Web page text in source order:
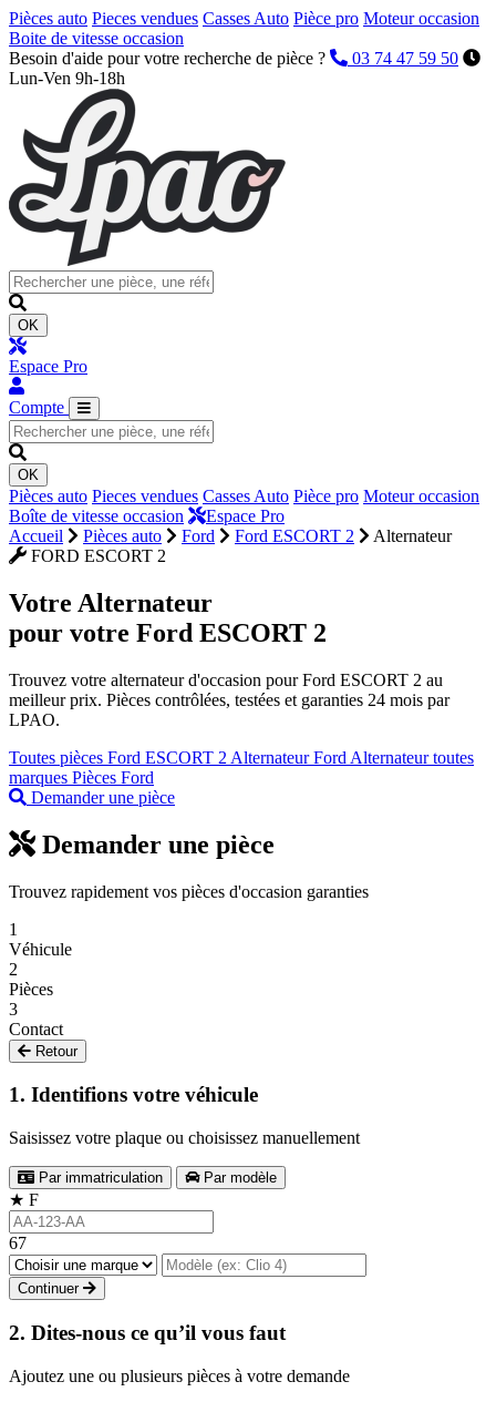
Pièces auto Pieces vendues Casses Auto Pièce pro Moteur occasion
Boite de vitesse occasion
Besoin d'aide pour votre recherche de pièce ?
03 74 47 59 50
Lun-Ven 9h-18h
OK
Espace Pro
Compte
OK
Pièces auto Pieces vendues Casses Auto Pièce pro Moteur occasion
Boîte de vitesse occasion
Espace Pro
Accueil
Pièces auto Ford Ford ESCORT 2
Alternateur
FORD ESCORT 2
Votre Alternateur
pour votre Ford ESCORT 2
Trouvez votre alternateur d'occasion pour Ford ESCORT 2 au
meilleur prix. Pièces contrôlées, testées et garanties 24 mois par
LPAO.
Toutes pièces Ford ESCORT 2 Alternateur Ford Alternateur toutes
marques Pièces Ford
Demander une pièce
Demander une pièce
Trouvez rapidement vos pièces d'occasion garanties
1
Véhicule
2
Pièces
3
Contact
Retour
1. Identifions votre véhicule
Saisissez votre plaque ou choisissez manuellement
Par immatriculation Par modèle
★ F
67
Continuer
2. Dites-nous ce qu’il vous faut
Ajoutez une ou plusieurs pièces à votre demande